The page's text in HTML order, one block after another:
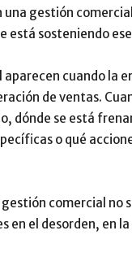
gestión
está sosteniendo
cuando la
de ventas.
dónde se está
o qué
comercial no
en el desorden, en